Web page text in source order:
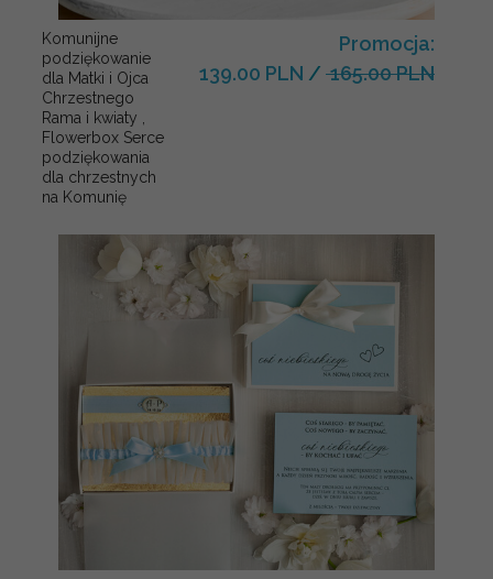
Komunijne
podziękowanie
dla Matki i Ojca
Chrzestnego
Rama i kwiaty ,
Flowerbox Serce
podziękowania
dla chrzestnych
na Komunię
Promocja:
139.00 PLN / 165.00 PLN